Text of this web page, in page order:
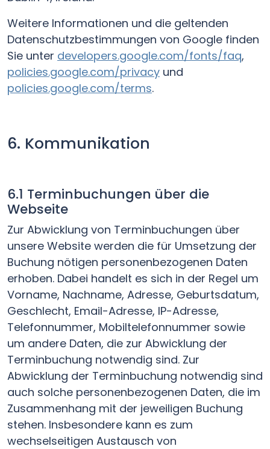
Weitere Informationen und die geltenden
Datenschutzbestimmungen von Google finden
Sie unter developers.google.com/fonts/faq,
policies.google.com/privacy und
policies.google.com/terms.
6. Kommunikation
6.1 Terminbuchungen über die
Webseite
Zur Abwicklung von Terminbuchungen über
unsere Website werden die für Umsetzung der
Buchung nötigen personenbezogenen Daten
erhoben. Dabei handelt es sich in der Regel um
Vorname, Nachname, Adresse, Geburtsdatum,
Geschlecht, Email-Adresse, IP-Adresse,
Telefonnummer, Mobiltelefonnummer sowie
um andere Daten, die zur Abwicklung der
Terminbuchung notwendig sind. Zur
Abwicklung der Terminbuchung notwendig sind
auch solche personenbezogenen Daten, die im
Zusammenhang mit der jeweiligen Buchung
stehen. Insbesondere kann es zum
wechselseitigen Austausch von